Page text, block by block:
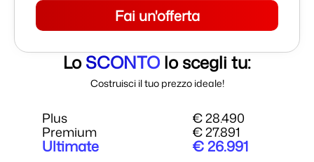
Fai un'offerta
LoSCONTO lo scegli tu:
Costruisci il tuo prezzo ideale!
Plus € 28.490
Premium € 27.891
Ultimate € 26.991